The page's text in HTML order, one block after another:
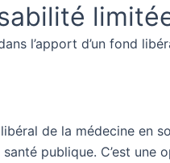
l’apport d’un fond
de la médecine en
publique. C’est